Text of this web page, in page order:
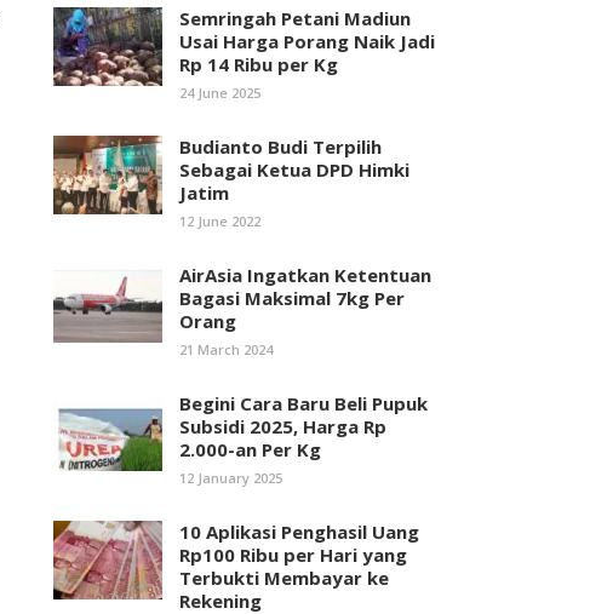
Semringah Petani Madiun
Usai Harga Porang Naik Jadi
Rp 14 Ribu per Kg
24 June 2025
Budianto Budi Terpilih
Sebagai Ketua DPD Himki
Jatim
12 June 2022
AirAsia Ingatkan Ketentuan
Bagasi Maksimal 7kg Per
Orang
21 March 2024
Begini Cara Baru Beli Pupuk
Subsidi 2025, Harga Rp
2.000-an Per Kg
12 January 2025
10 Aplikasi Penghasil Uang
Rp100 Ribu per Hari yang
Terbukti Membayar ke
Rekening